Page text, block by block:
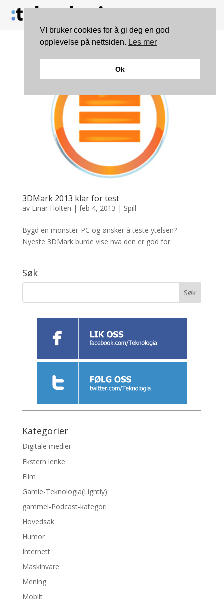
3DMark 2013 klar for test
av Einar Holten | feb 4, 2013 | Spill
Bygd en monster-PC og ønsker å teste ytelsen?
Nyeste 3DMark burde vise hva den er god for.
Søk
Kategorier
Digitale medier
Ekstern lenke
Film
Gamle-Teknologia(Lightly)
gammel-Podcast-kategori
Hovedsak
Humor
Internett
Maskinvare
Mening
Mobilt
VI bruker cookies for å gi deg en god
opplevelse på nettsiden. Les mer
Ok